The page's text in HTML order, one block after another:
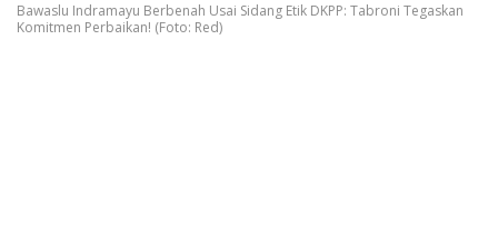
Bawaslu Indramayu Berbenah Usai Sidang Etik DKPP: Tabroni Tegaskan
Komitmen Perbaikan! (Foto: Red)